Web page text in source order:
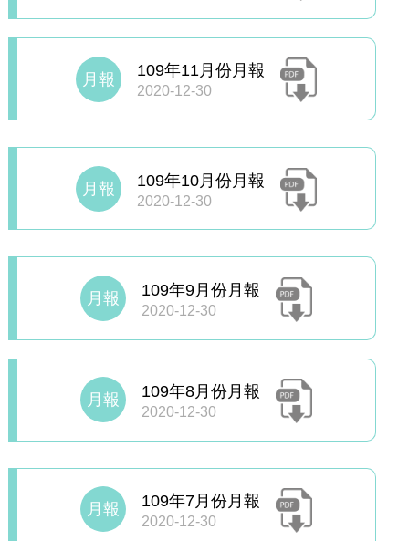
月報 109年11月份月報
2020-12-30
月報 109年10月份月報
2020-12-30
月報 109年9月份月報
2020-12-30
月報 109年8月份月報
2020-12-30
月報 109年7月份月報
2020-12-30